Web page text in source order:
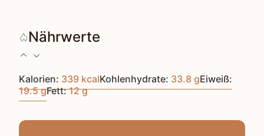
Nährwerte
Kalorien: 339 kcalKohlenhydrate: 33.8 gEiweiß:
19.5 gFett:12 g